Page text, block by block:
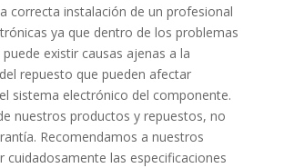
correcta instalación de un profesional
ya que dentro de los problemas
existir causas ajenas a la
repuesto que pueden afectar
sistema electrónico del componente.
nuestros productos y repuestos, no
Recomendamos a nuestros
cuidadosamente las especificaciones